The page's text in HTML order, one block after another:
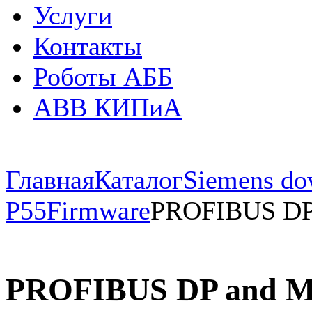
Услуги
Контакты
Роботы АББ
ABB КИПиА
ГлавнаяКаталогSiemens
P55FirmwarePROFIBUS
PROFIBUS DP and